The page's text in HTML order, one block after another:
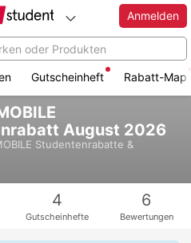
Anmelden
Gutscheinheft Rabatt-Map
August 2026
Studentenrabatte &
4
Gutscheinhefte
6
Bewertungen